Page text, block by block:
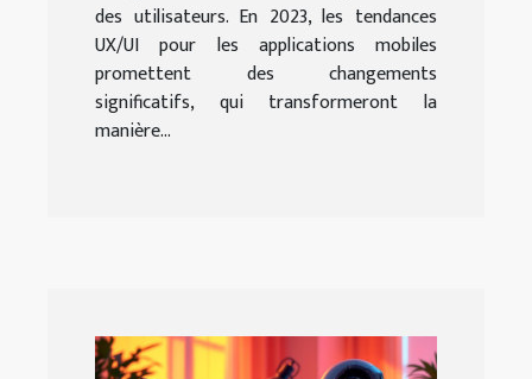
des utilisateurs. En 2023, les tendances
UX/UI pour les applications mobiles
promettent des changements
significatifs, qui transformeront la
manière...